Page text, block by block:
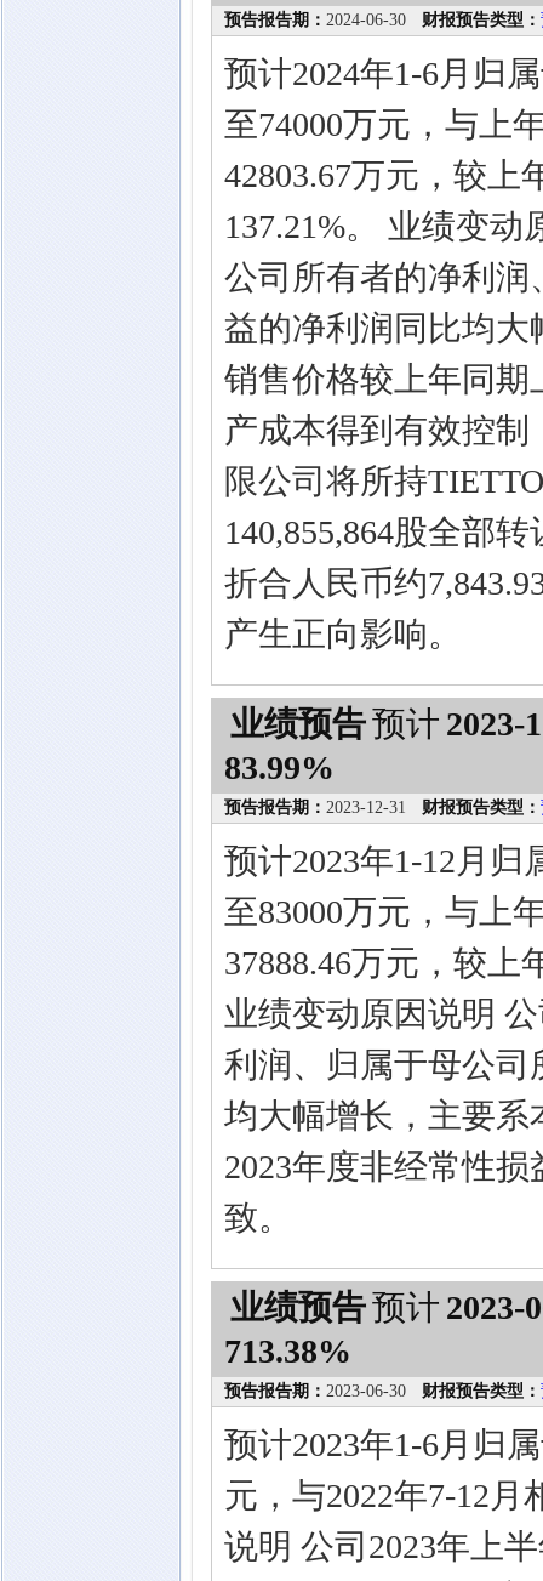
预告报告期： 2024-06-30 财报预告类型：
预计2024年1-6月归
至74000万元，与上
42803.67万元，较上
137.21%。 业绩变
公司所有者的净利
益的净利润同比均大
销售价格较上年同期
产成本得到有效控
限公司将所持
140,855,864股全部
折合人民币约
产生正向影响。
业绩预告预计 2023-
83.99%
预告报告期： 2023-12-31 财报预告类型：
预计2023年1-12月
至83000万元，与上
37888.46万元，较上
业绩变动原因说明
利润、归属于母公
均大幅增长，主要
2023年度非经常性
致。
业绩预告预计 2023-
713.38%
预告报告期： 2023-06-30 财报预告类型：
预计2023年1-6月归
元，与2022年7-12
说明 公司2023年上